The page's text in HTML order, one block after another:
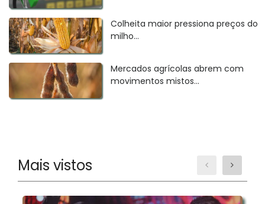
Colheita maior pressiona preços do
milho...
Mercados agrícolas abrem com
movimentos mistos...
Mais vistos